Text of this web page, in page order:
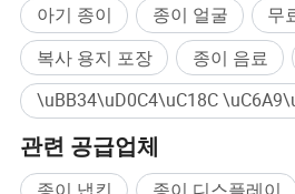
아기 종이 종이 얼굴
무
복사 용지 포장
종이 음료
\uBB34\uD0C4\uC18C
관련 공급업체